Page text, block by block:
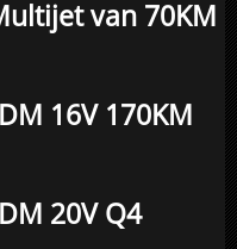
van 70KM
16V 170KM
20V Q4